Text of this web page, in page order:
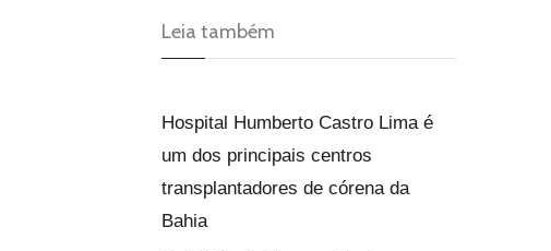
Leia também
Hospital Humberto Castro Lima é
um dos principais centros
transplantadores de córena da
Bahia